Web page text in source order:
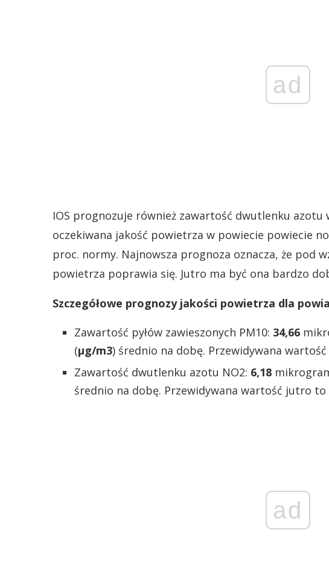
ad
IOS prognozuje również zawartość dwutlenku
oczekiwana jakość powietrza w powiecie powiecie
proc. normy. Najnowsza prognoza oznacza, że pod
powietrza poprawia się. Jutro ma być ona bardzo
Szczegółowe prognozy jakości powietrza dla
Zawartość pyłów zawieszonych PM10: 34,66
(µg/m3) średnio na dobę. Przewidywana
Zawartość dwutlenku azotu NO2: 6,18
średnio na dobę. Przewidywana wartość jutro to
ad